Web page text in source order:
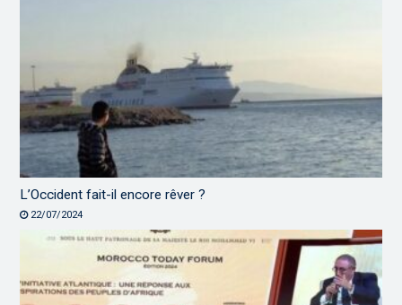
L’Occident fait-il encore rêver ?
22/07/2024